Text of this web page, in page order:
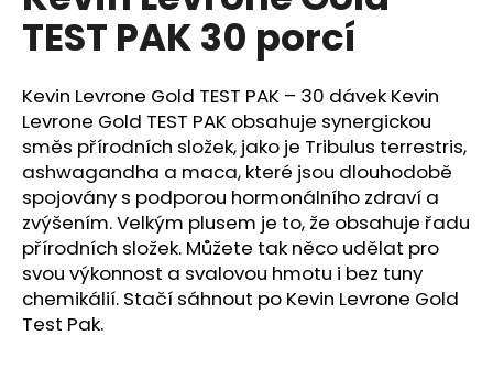
3,6
hvězdiček.
TEST PAK 30 porcí
Kevin Levrone Gold TEST PAK – 30 dávek Kevin
Levrone Gold TEST PAK obsahuje synergickou
směs přírodních složek, jako je Tribulus terrestris,
ashwagandha a maca, které jsou dlouhodobě
spojovány s podporou hormonálního zdraví a
zvýšením. Velkým plusem je to, že obsahuje řadu
přírodních složek. Můžete tak něco udělat pro
svou výkonnost a svalovou hmotu i bez tuny
chemikálií. Stačí sáhnout po Kevin Levrone Gold
Test Pak.
a
í
t
?
HLEDAT